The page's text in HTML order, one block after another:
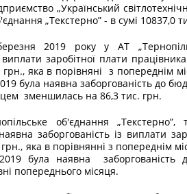
„Український
„Текстерно” - в сумі 10837,0
2019 року у АТ
виплати заробітної плати
грн., яка в порівняні з попереднім
була наявна заборгованість до
зменшилась на 86,3 тис. грн.
об'єднання
заборгованість із виплати
яка в порівнянні з попереднім
була наявна
попереднього місяця.